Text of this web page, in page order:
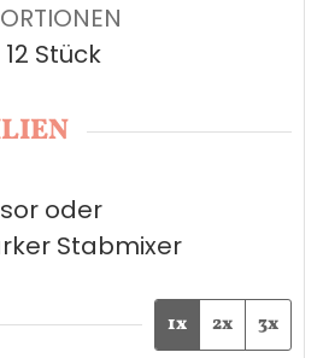
12 Stück
oder
Stabmixer
1x 2x 3x